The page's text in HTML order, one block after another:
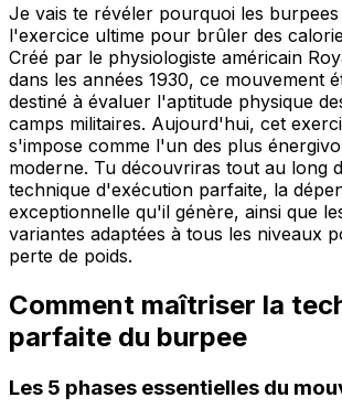
Je vais te révéler pourquoi les
l'exercice ultime pour brûler des
Créé par le physiologiste américain
dans les années 1930, ce mouvement
destiné à évaluer l'aptitude physique
camps militaires. Aujourd'hui, cet
s'impose comme l'un des plus
moderne. Tu découvriras tout au long
technique d'exécution parfaite, la
exceptionnelle qu'il génère, ainsi que
variantes adaptées à tous les niveaux
perte de poids.
Comment maîtriser la
parfaite du burpee
Les 5 phases essentielles du